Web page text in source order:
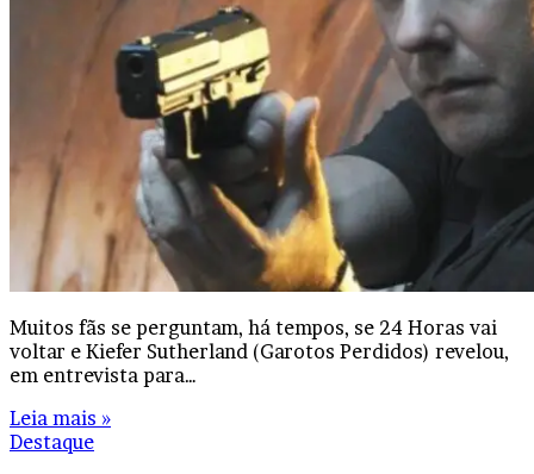
Muitos fãs se perguntam, há tempos, se 24 Horas vai
voltar e Kiefer Sutherland (Garotos Perdidos) revelou,
em entrevista para…
Leia mais »
Destaque